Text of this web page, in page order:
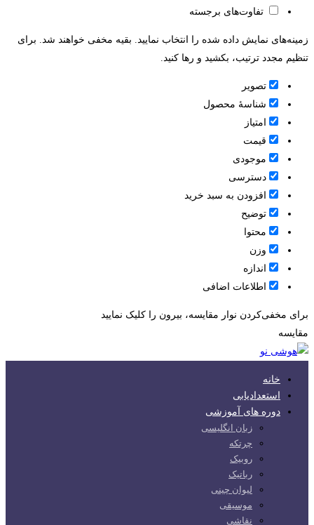
تفاوت‌های برجسته
زمینه‌های نمایش داده شده را انتخاب نمایید. بقیه مخفی خواهند شد. برای
تنظیم مجدد ترتیب، بکشید و رها کنید.
تصویر
شناسۀ محصول
امتیاز
قيمت
موجودی
دسترسی
افزودن به سبد خرید
توضیح
محتوا
وزن
اندازه
اطلاعات اضافی
برای مخفی‌کردن نوار مقایسه، بیرون را کلیک نمایید
مقایسه
خانه
استعدادیابی
دوره های آموزشی
زبان انگلیسی
چرتکه
روبیک
رباتیک
لیوان چینی
موسیقی
نقاشی